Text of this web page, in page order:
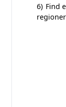
6) Find